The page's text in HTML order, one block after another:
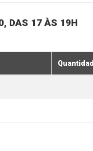
DAS 17 ÀS 19H